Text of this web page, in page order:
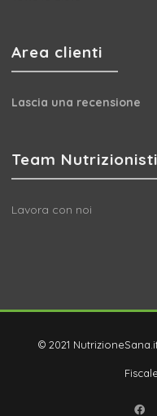
Area clienti
Lascia una recensione
Team Nutrizionisti
Lavora con noi
© 2021